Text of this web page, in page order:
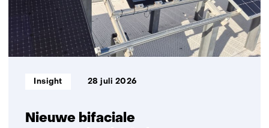
Nieuwe bifaciale
Informatietype:
Insight 28 juli 2026